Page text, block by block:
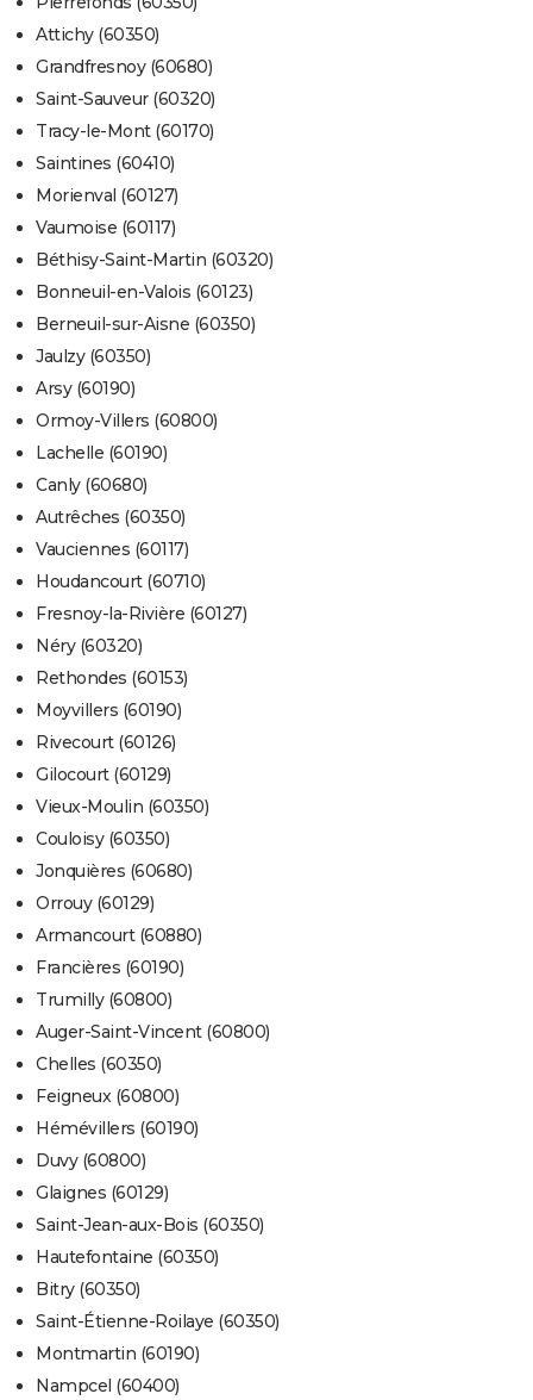
Attichy (60350)
Grandfresnoy (60680)
Saint-Sauveur (60320)
Tracy-le-Mont (60170)
Saintines (60410)
Morienval (60127)
Vaumoise (60117)
Béthisy-Saint-Martin (60320)
Bonneuil-en-Valois (60123)
Berneuil-sur-Aisne (60350)
Jaulzy (60350)
Arsy (60190)
Ormoy-Villers (60800)
Lachelle (60190)
Canly (60680)
Autrêches (60350)
Vauciennes (60117)
Houdancourt (60710)
Fresnoy-la-Rivière (60127)
Néry (60320)
Rethondes (60153)
Moyvillers (60190)
Rivecourt (60126)
Gilocourt (60129)
Vieux-Moulin (60350)
Couloisy (60350)
Jonquières (60680)
Orrouy (60129)
Armancourt (60880)
Francières (60190)
Trumilly (60800)
Auger-Saint-Vincent (60800)
Chelles (60350)
Feigneux (60800)
Hémévillers (60190)
Duvy (60800)
Glaignes (60129)
Saint-Jean-aux-Bois (60350)
Hautefontaine (60350)
Bitry (60350)
Saint-Étienne-Roilaye (60350)
Montmartin (60190)
Nampcel (60400)